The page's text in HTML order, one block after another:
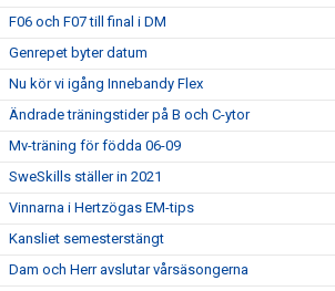
F06 och F07 till final i DM
Genrepet byter datum
Nu kör vi igång Innebandy Flex
Ändrade träningstider på B och C-ytor
Mv-träning för födda 06-09
SweSkills ställer in 2021
Vinnarna i Hertzögas EM-tips
Kansliet semesterstängt
Dam och Herr avslutar vårsäsongerna